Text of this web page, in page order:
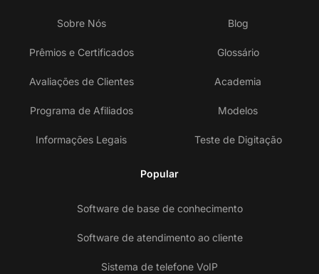
Sobre Nós
Prêmios e Certificados
Avaliações de Clientes
Programa de Afiliados
Informações Legais
Blog
Glossário
Academia
Modelos
Teste de Digitação
Popular
Software de base de conhecimento
Software de atendimento ao cliente
Sistema de telefone VoIP